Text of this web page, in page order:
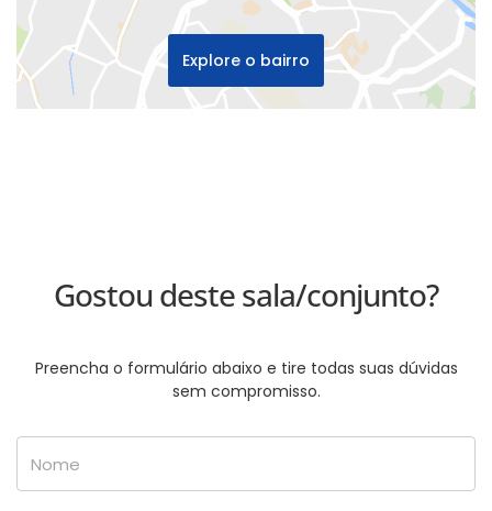
Explore o bairro
Gostou deste sala/conjunto?
Preencha o formulário abaixo e tire todas suas dúvidas
sem compromisso.